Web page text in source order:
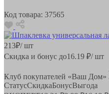
Код товара: 37565
213₽/ шт
Скидка и бонус до16.19 ₽/ шт
Клуб покупателей «Ваш Дом»
СтатусСкидкаБонусВыгода